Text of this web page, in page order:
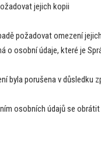
jejich kopii
požadovat omezení
osobní údaje, které je
byla porušena v důsledku
osobních údajů se obrátit